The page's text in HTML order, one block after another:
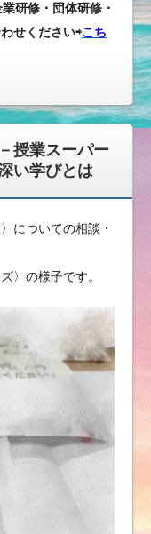
研修・団体研修・
せください⇨こち
授業スーパー
い学びとは
についての相談・
〉の様子です。